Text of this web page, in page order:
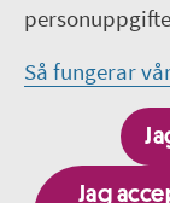
Så fungerar
Jag
Genvägar
Till dig som
Om